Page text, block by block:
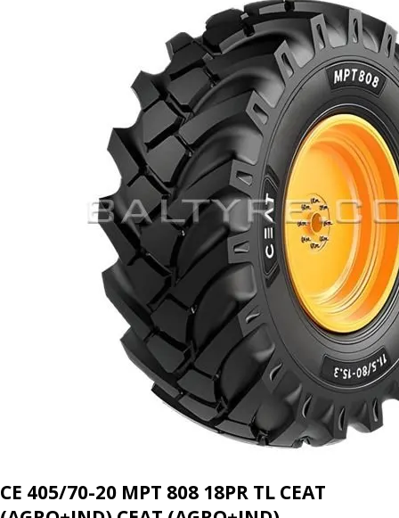
CE 405/70-20 MPT 808 18PR TL CEAT